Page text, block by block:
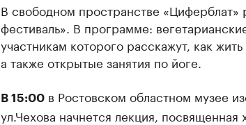
В свободном пространстве «Циферблат»
фестиваль». В программе:
участникам которого расскажут, как
а также открытые занятия по йоге.
В 15:00в Ростовском областном музее
ул.Чехова начнется лекция, посвященная